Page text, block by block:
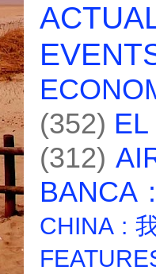
(352)
(312)
BANCA
CHINA :